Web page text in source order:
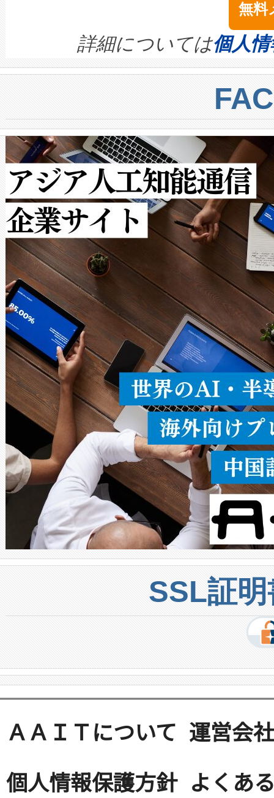
きます。この効率性は、フェ
ます。 Voltaiq provides a
quality and reliability for AI
BESS stack to ensure battery
centers. Voltaiqは、ai&のAI
からシステム統合、試運転、
クルの各段階のデータを監視
[…]
イズの小径化を実現すること
す。ノーマルモードでは、
ートル先まで検出でき、これ
トに対して約600メートルに
では、反射率10％のターゲッ
で向上し、最大検知距離は
ットだけで最大1キロメート
ルの変電所周囲を監視でき、
作業と点群処理を簡素化でき
Avia 2は、2種類のFOVオプシ
× 80°のノーマルモード、長
ードを切り替えて使用するこ
ることなく、単一のデバイス
うにします。遠距離まで届く
密度なスキャ […]
無料
詳細については個人
SSL証
ＡＡＩＴについて 運営会社
個人情報保護方針 よくあ